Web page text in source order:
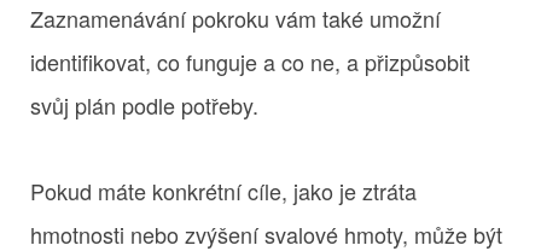
Zaznamenávání pokroku vám také umožní
identifikovat, co funguje a co ne, a přizpůsobit
svůj plán podle potřeby.
Pokud máte konkrétní cíle, jako je ztráta
hmotnosti nebo zvýšení svalové hmoty, může být